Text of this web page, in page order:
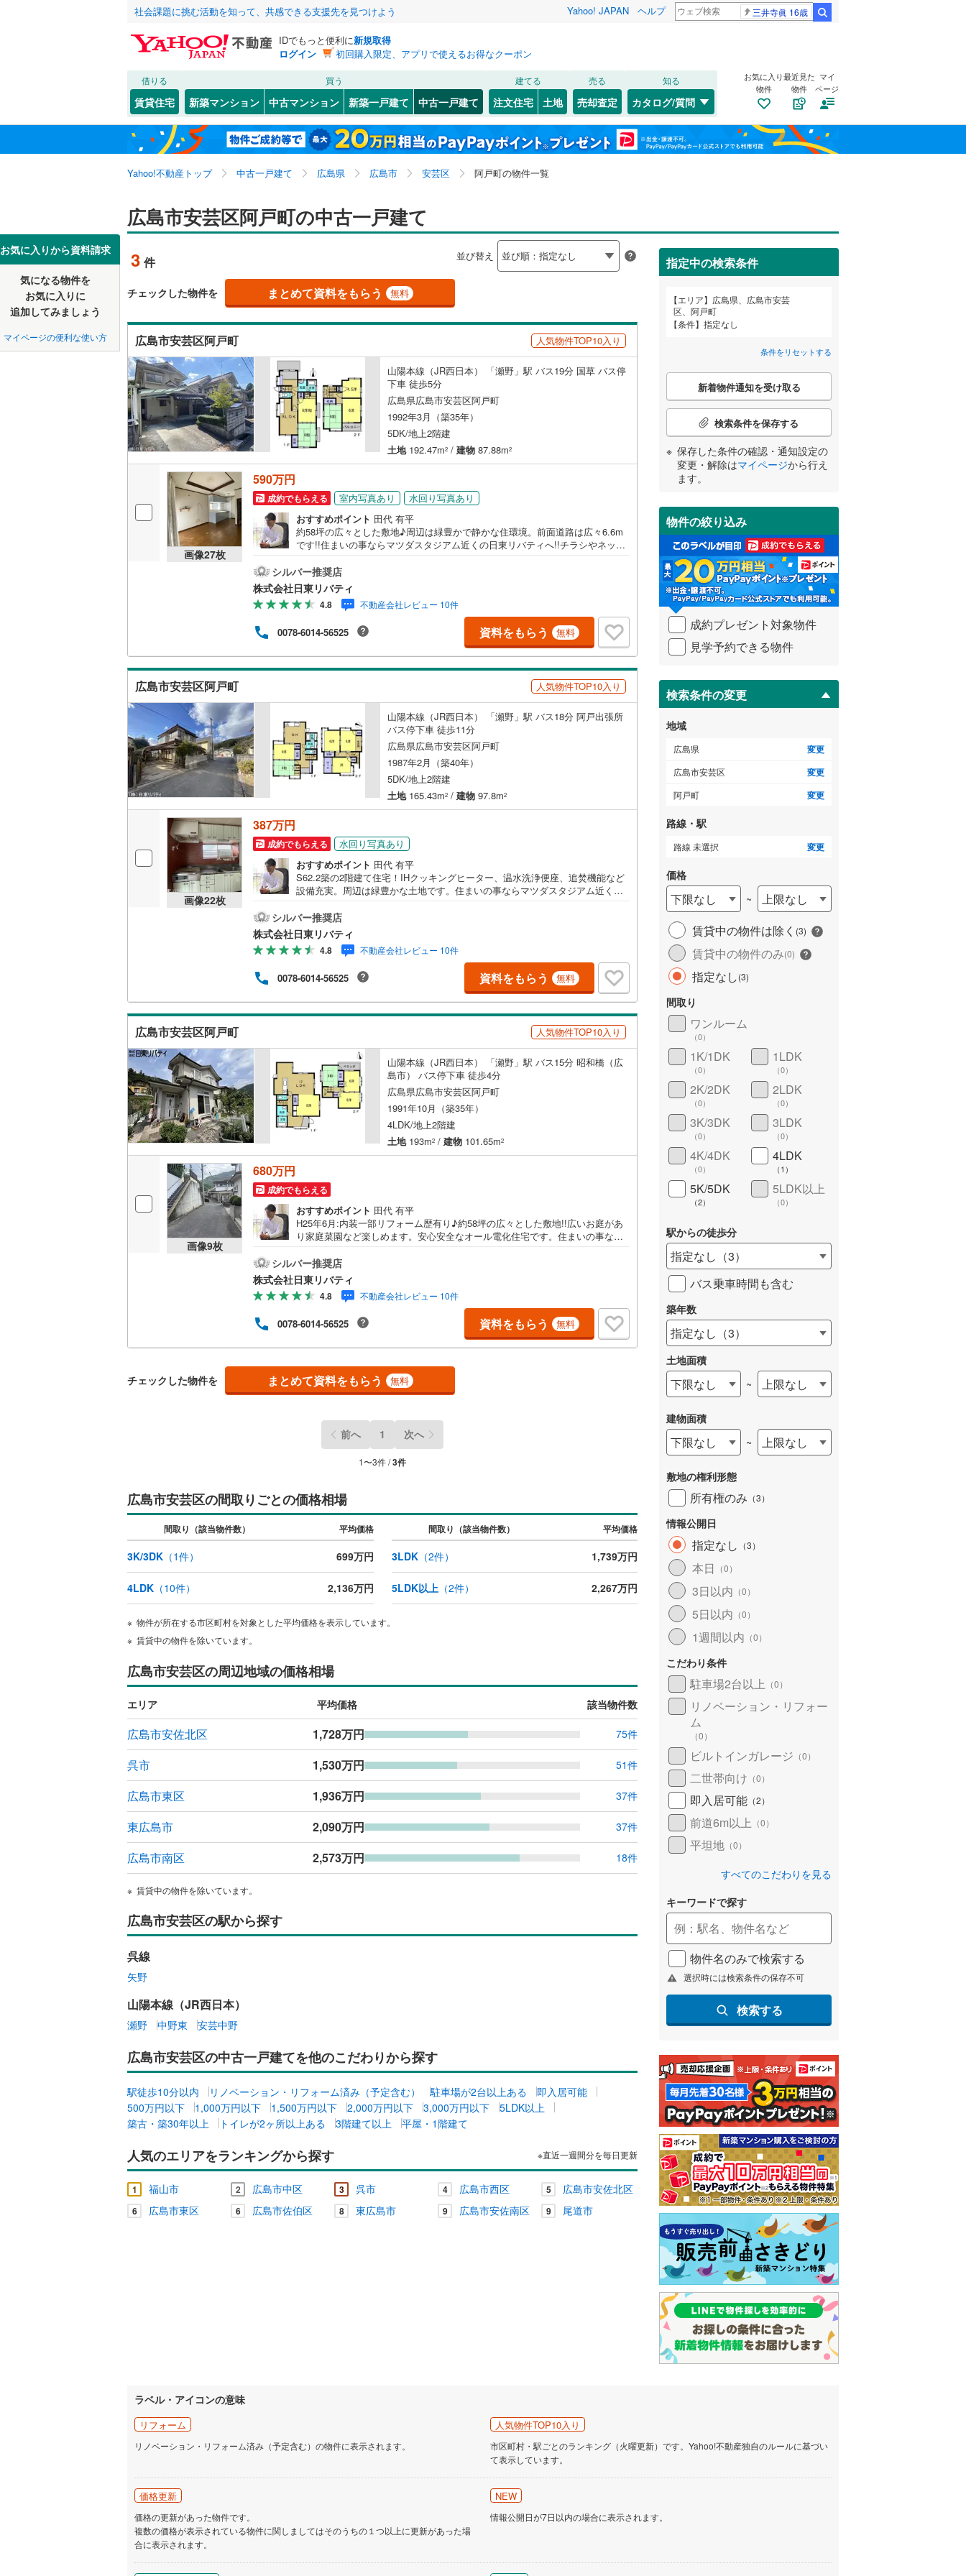
社会課題に挑む活動を知って、共感できる支援先を見つけよう Yahoo! JAPAN ヘルプ 三井寺眞 16歳
IDでもっと便利に新規取得
ログイン
初回購入限定、アプリで使えるお得なクーポン
借りる
賃貸住宅
買う
新築マンション 中古マンション 新築一戸建て 中古一戸建て
建てる
注文住宅 土地
売る
売却査定
知る
カタログ/質問
お気に入り
物件
最近見た
物件
マイ
ページ
Yahoo!不動産トップ 中古一戸建て 広島県 広島市 安芸区 阿戸町の物件一覧
お気に入りから資料請求
気になる物件を
お気に入りに
追加してみましょう
マイページの便利な使い方
広島市安芸区阿戸町の中古一戸建て
3 件 並び替え
チェックした物件を まとめて資料をもらう 無料
広島市安芸区阿戸町 人気物件TOP10入り
山陽本線（JR西日本） 「瀬野」駅 バス19分 国草 バス停
下車 徒歩5分
広島県広島市安芸区阿戸町
1992年3月（築35年）
5DK/地上2階建
土地192.47m2 / 建物 87.88m2
画像27枚
590万円
成約でもらえる 室内写真あり
水回り写真あり
おすすめポイント 田代 有平
約58坪の広々とした敷地♪周辺は緑豊かで静かな住環境。前面道路は広々6.6m
です!!住まいの事ならマツダスタジアム近くの日東リバティへ!!チラシやネット
呉・東広島まで6000物件の豊富な情報量!!「実際に自分自身が住む家を見て納
得して買いたい」広告では分かり難い物件の長所や短所を現地でご確認できま
す。お気軽にお問い合わせ下さい。TV電話やLINE等でオンライン案内も可能で
す。お気軽にお申し付け下さい。「住まいを通じた出逢いを大切に」をモット
ーに、創業以来多くのお客様に信頼と信用を頂き、広島県下でも有数の不動産
グループへ成長することができました。「人と人、心と心」これからもこの精
神を大切に、お客様へのサポートをさせて頂きます。株式会社日東リバティ〒7
32-0818広島市南区段原日出2丁目2-22-2F
シルバー推奨店
株式会社日東リバティ
4.8 不動産会社レビュー 10件
0078-6014-56525 資料をもらう 無料
広島市安芸区阿戸町 人気物件TOP10入り
山陽本線（JR西日本） 「瀬野」駅 バス18分 阿戸出張所
バス停下車 徒歩11分
広島県広島市安芸区阿戸町
1987年2月（築40年）
5DK/地上2階建
土地165.43m2 / 建物 97.8m2
画像22枚
387万円
成約でもらえる
水回り写真あり
おすすめポイント 田代 有平
S62.2築の2階建て住宅！IHクッキングヒーター、温水洗浄便座、追焚機能など
設備充実。周辺は緑豊かな土地です。住まいの事ならマツダスタジアム近くの
島市内はもちろん廿日市から呉・東広島まで6000物件の豊富な情報量!!「実際
に自分自身が住む家を見て納得して買いたい」広告では分かり難い物件の長所
や短所を現地でご確認できます。お気軽にお問い合わせ下さい。TV電話やLINE
等でオンライン案内も可能です。お気軽にお申し付け下さい。「住まいを通じ
た出逢いを大切に」をモットーに、創業以来多くのお客様に信頼と信用を頂
き、広島県下でも有数の不動産グループへ成長することができました。「人と
人、心と心」これからもこの精神を大切に、お客様へのサポートをさせて頂き
ます。株式会社日東リバティ〒732-0818広島市南区段原日出2丁目2-22-2F
シルバー推奨店
株式会社日東リバティ
4.8 不動産会社レビュー 10件
0078-6014-56525 資料をもらう 無料
広島市安芸区阿戸町 人気物件TOP10入り
山陽本線（JR西日本） 「瀬野」駅 バス15分 昭和橋（広
島市） バス停下車 徒歩4分
広島県広島市安芸区阿戸町
1991年10月（築35年）
4LDK/地上2階建
土地193m2 / 建物 101.65m2
画像9枚
680万円
成約でもらえる
おすすめポイント 田代 有平
H25年6月:内装一部リフォーム歴有り♪約58坪の広々とした敷地!!広いお庭があ
り家庭菜園など楽しめます。安心安全なオール電化住宅です。住まいの事なら
件もご紹介できます。広島市内はもちろん廿日市から呉・東広島まで6000物件
の豊富な情報量!!「実際に自分自身が住む家を見て納得して買いたい」広告では
分かり難い物件の長所や短所を現地でご確認できます。お気軽にお問い合わせ
下さい。TV電話やLINE等でオンライン案内も可能です。お気軽にお申し付け下
さい。「住まいを通じた出逢いを大切に」をモットーに、創業以来多くのお客
様に信頼と信用を頂き、広島県下でも有数の不動産グループへ成長することが
できました。「人と人、心と心」これからもこの精神を大切に、お客様へのサ
ポートをさせて頂きます。株式会社日東リバティ〒732-0818広島市南区段原日
出2丁目2-22-2F
シルバー推奨店
株式会社日東リバティ
4.8 不動産会社レビュー 10件
0078-6014-56525 資料をもらう 無料
チェックした物件を まとめて資料をもらう 無料
前へ 1 次へ
1〜3件 /3件
広島市安芸区の間取りごとの価格相場
間取り（該当物件数） 平均価格 間取り（該当物件数） 平均価格
3K/3DK （1件） 699万円 3LDK（2件） 1,739万円
4LDK （10件） 2,136万円 5LDK以上（2件） 2,267万円
物件が所在する市区町村を対象とした平均価格を表示しています。
賃貸中の物件を除いています。
広島市安芸区の周辺地域の価格相場
エリア 平均価格 該当物件数
広島市安佐北区 1,728万円 75件
呉市 1,530万円 51件
広島市東区 1,936万円 37件
東広島市 2,090万円 37件
広島市南区 2,573万円 18件
賃貸中の物件を除いています。
広島市安芸区の駅から探す
呉線
矢野
山陽本線（JR西日本）
瀬野 中野東 安芸中野
広島市安芸区の中古一戸建てを他のこだわりから探す
駅徒歩10分以内 リノベーション・リフォーム済み（予定含む） 駐車場が2台以上ある
即入居可能
500万円以下
1,000万円以下 1,500万円以下 2,000万円以下 3,000万円以下
5LDK以上
築古・築30年以上
トイレが2ヶ所以上ある 3階建て以上 平屋・1階建て
人気のエリアをランキングから探す ※直近一週間分を毎日更新
1 福山市 2 広島市中区 3 呉市 4 広島市西区 5 広島市安佐北区
6 広島市東区 6 広島市佐伯区 8 東広島市 9 広島市安佐南区 9 尾道市
指定中の検索条件
エリア
広島県、広島市安芸
区、阿戸町
条件
指定なし
条件をリセットする
こ
検
条
件
受
け
取
る
・
条
件
を
イ
ペ
ジ
に
保
存
す
る
新着物件通知を受け取る
検索条件を保存する
保存した条件の確認・通知設定の
変更・解除はマイページから行え
ます。
物件の絞り込み
成約プレゼント対象物件
見学予約できる物件
検索条件の変更
地域
広島県 変更
広島市安芸区 変更
阿戸町 変更
路線・駅
路線 未選択 変更
価格
下限なし ~
上限なし
賃貸中の物件は除く (3)
賃貸中の物件のみ(0)
指定なし(3)
間取り
ワンルーム
（0）
1K/1DK
（0）
1LDK
（0）
2K/2DK
（0）
2LDK
（0）
3K/3DK
（0）
3LDK
（0）
4K/4DK
（0）
4LDK
（1 ）
5K/5DK
（2）
5LDK以上
（0）
駅からの徒歩分
指定なし （3）
バス乗車時間も含む
築年数
指定なし （3）
土地面積
下限なし ~ 上限なし
建物面積
下限なし ~ 上限なし
敷地の権利形態
所有権のみ （3）
情報公開日
指定なし （3）
本日 （0）
3日以内 （0）
5日以内 （0）
1週間以内 （0）
こだわり条件
駐車場2台以上 （0）
リノベーション・リフォー
ム
（0）
ビルトインガレージ （0）
二世帯向け （0）
即入居可能 （2）
前道6m以上 （0）
平坦地 （0）
すべてのこだわりを見る
キーワードで探す
物件名のみで検索する
選択時には検索条件の保存不可
検索する
ラベル・アイコンの意味
リフォーム
リノベーション・リフォーム済み（予定含む）の物件に表示されます。
人気物件TOP10入り
市区町村・駅ごとのランキング（火曜更新）です。Yahoo!不動産独自のルールに基づい
て表示しています。
価格更新
価格の更新があった物件です。
複数の価格が表示されている物件に関しましてはそのうちの１つ以上に更新があった場
合に表示されます。
NEW
情報公開日が7日以内の場合に表示されます。
北海道 北海道
東北 青森 岩手 宮城 秋田 山形 福島
関東 東京 神奈川 埼玉 千葉
信越・北陸 新潟 長野 富山
三重
近畿 大阪 兵庫
中国 鳥取 島根 岡山 広島 山口
四国 徳島 愛媛 高知
九州・沖縄 福岡 佐賀 長崎 熊本 鹿児島 沖縄
該当物件 0件
広島市 中区(3) 東区(37) 南区(18)
西区(27) 安佐南区(71) 安佐北区(75)
安芸区
19) 佐伯区(37)
広島県のそのほ
かの地域
呉市 (53)
福山市 府中市(12)
庄原市(8) 大竹市(6)
東広島市(37) 安芸高田市(4)
江田島市(1) 安芸郡府中町(9) 安芸郡海田町(
安芸郡熊野町(20) 安芸郡坂町(2) (0)
山県郡北広島町(5 世羅郡世羅町(1)
神石郡神石高原町
該当物件 0件
阿戸町(3) 矢野西(1) 上瀬野(1)
瀬野(1) 中野(2) 中野東(3)
畑賀
2 矢野南(1)
該当物件 0件
JR 山陽本線（JR西日本）(3) 芸備線(0) 福塩線(0)
呉線(0) 可部線(0) 木次線(0)
山陽新幹線(0 )
広島電鉄横川線(0
広島電鉄白島線(0) 広島電鉄宮島線(0) 広島電鉄循環線(0)
該当物件 0件
該当物件 0件
こだわり条件 リフォーム、リノベーション
リノベーション・リフォーム
（0）
築古・築30年以上（3）
設備
床暖房（0）
駐車場2台以上（0） ビルトインガレージ（0） 太陽光発電システム（0）
（0）
防犯カメラ（ 0）
バリアフリー住宅（0）
）
二世帯向け
平屋・1階建て（0） 3階建て以上（0）
サービスルーム（納戸）（0）
最寄りの駅が始発駅（0） 海まで2km以内（0） 小学校まで1km以内（0）
配置、向き、建ち方、日当たり
前道6m以上（0 ） 角地（0） 南道路（0）
LD
リビングダイニング15畳以上
（1）
キッチン
独立型キッチン（0） 対面キッチン（0）
販売、価格、契約、入居関連など
即入居可能（2）
浴室乾燥機あり（0）
収納
ウォークインクローゼット
（0）
床下収納（ 0）
バルコニー、庭
ウッドデッキあり（
構造・規模・施工・品質・工法関連
耐震、免震、制震構造
（0）
住宅性能評価付き（0） 長期優良住宅 ）
オンライン対応
オンライン内見(相談)可（0）
オンライン対応とは？ 詳しく見る
該当物件 0件
検索条件を保存しました
この検索条件の新着物件通知は、 マイページから設定できます。
保存した条件を見る
広島県、広島市安芸区、阿戸町
検索条件を保存する
マイページ
お気に入りリストを見る
閉じる
お気に入りリストを見る
閉じる